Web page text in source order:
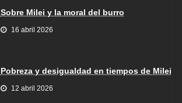
Sobre Milei y la moral del burro
16 abril 2026
Pobreza y desigualdad en tiempos de Milei
12 abril 2026